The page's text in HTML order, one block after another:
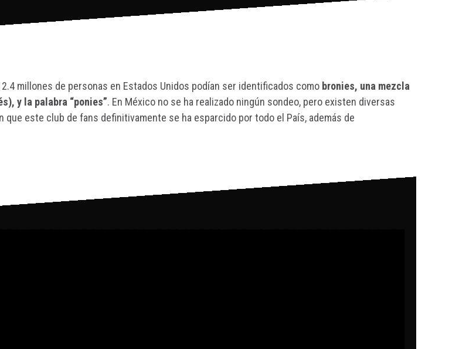
millones de personas en Estados Unidos podían ser identificados como bronies, una mezcla
y la palabra “ponies”. En México no se ha realizado ningún sondeo, pero existen diversas
este club de fans definitivamente se ha esparcido por todo el País, además de